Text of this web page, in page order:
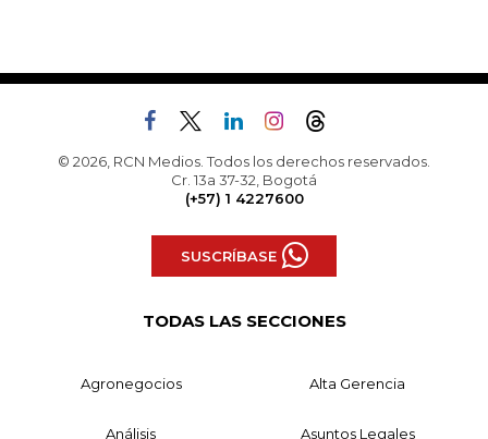
© 2026, RCN Medios. Todos los derechos reservados.
Cr. 13a 37-32, Bogotá
(+57) 1 4227600
SUSCRÍBASE
TODAS LAS SECCIONES
Agronegocios Alta Gerencia
Análisis Asuntos Legales